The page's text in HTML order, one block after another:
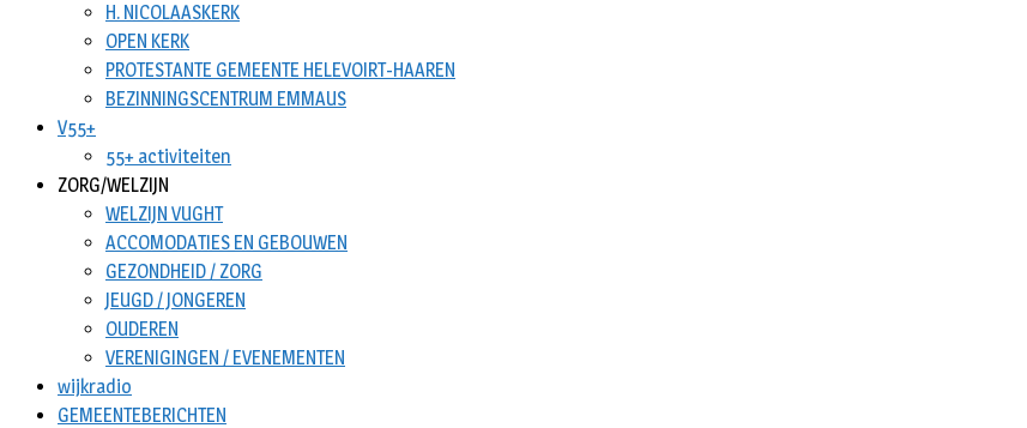
H. NICOLAASKERK
OPEN KERK
PROTESTANTE GEMEENTE HELEVOIRT-HAAREN
BEZINNINGSCENTRUM EMMAUS
V55+
55+ activiteiten
ZORG/WELZIJN
WELZIJN VUGHT
ACCOMODATIES EN GEBOUWEN
GEZONDHEID / ZORG
JEUGD / JONGEREN
OUDEREN
VERENIGINGEN / EVENEMENTEN
wijkradio
GEMEENTEBERICHTEN